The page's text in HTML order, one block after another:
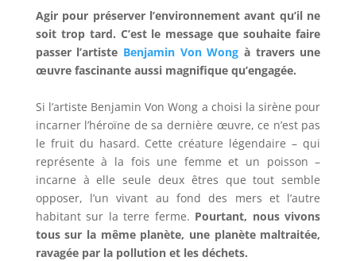
Agir pour préserver l’environnement avant qu’il ne
soit trop tard. C’est le message que souhaite faire
passer l’artiste Benjamin Von Wong à travers une
œuvre fascinante aussi magnifique qu’engagée.
Si l’artiste Benjamin Von Wong a choisi la sirène pour
incarner l’héroïne de sa dernière œuvre, ce n’est pas
le fruit du hasard. Cette créature légendaire – qui
représente à la fois une femme et un poisson –
incarne à elle seule deux êtres que tout semble
opposer, l’un vivant au fond des mers et l’autre
habitant sur la terre ferme. Pourtant, nous vivons
tous sur la même planète, une planète maltraitée,
ravagée par la pollution et les déchets.